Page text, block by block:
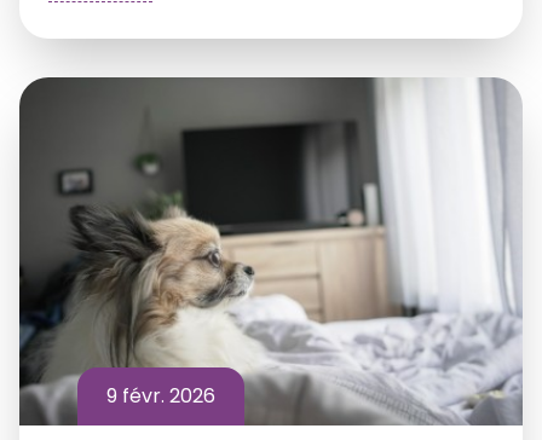
9 févr. 2026